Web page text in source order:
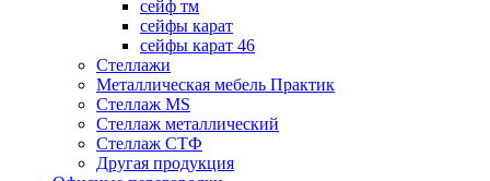
сейф тм
сейфы карат
сейфы карат 46
Стеллажи
Металлическая мебель Практик
Стеллаж MS
Стеллаж металлический
Стеллаж СТФ
Другая продукция